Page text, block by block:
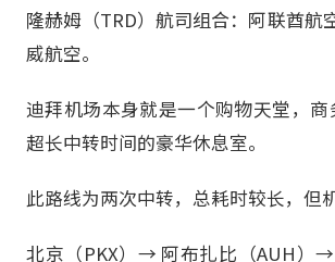
隆赫姆（TRD）航司组合：阿联酋航
威航空。
迪拜机场本身就是一个购物天堂，
超长中转时间的豪华休息室。
此路线为两次中转，总耗时较长，但
北京（PKX）→ 阿布扎比（AUH）